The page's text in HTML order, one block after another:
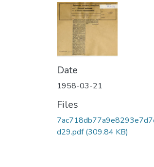
Date
1958-03-21
Files
d29.pdf(309.84 KB)